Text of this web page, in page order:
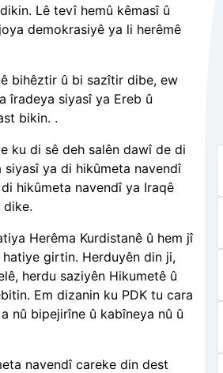
Lê tevî hemû kêmasî û
demokrasiyê ya li herêmê
bihêztir û bi sazîtir dibe, ew
îradeya siyasî ya Ereb û
bikin. .
ku di sê deh salên dawî de di
ya di hikûmeta navendî
hikûmeta navendî ya Iraqê
dike.
Herêma Kurdistanê û hem jî
girtin. Herduyên din ji,
herdu saziyên Hikumetê û
Em dizanin ku PDK tu cara
nû bipejirîne û kabîneya nû û
navendî careke din dest